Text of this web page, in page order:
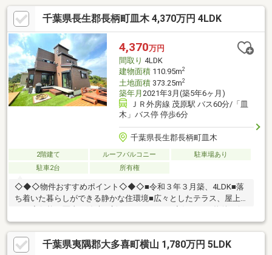
千葉県長生郡長柄町皿木 4,370万円 4LDK
4,370万円
間取り 4LDK
建物面積110.95m2
土地面積373.25m2
築年月 2021年3月(築5年6ヶ月)
ＪＲ外房線 茂原駅 バス60分/「皿
木」バス停 停歩6分
千葉県長生郡長柄町皿木
2階建て ルーフバルコニー
駐車場あり
駐車2台
所有権
◇◆◇物件おすすめポイント◇◆◇■令和３年３月築、4LDK■落
ち着いた暮らしができる静かな住環境■広々としたテラス、屋上
格変更や、物件の状況もいち早くわかって便利な『お気に入り追
加』をぜひご利用ください♪
千葉県夷隅郡大多喜町横山 1,780万円 5LDK